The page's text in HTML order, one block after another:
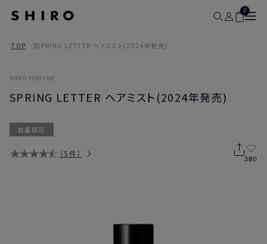
0
TOP SPRING LETTER ヘアミスト(2024年発売)
SHIRO PERFUME
SPRING LETTER ヘアミスト(2024年発売)
数量限定
5件
380